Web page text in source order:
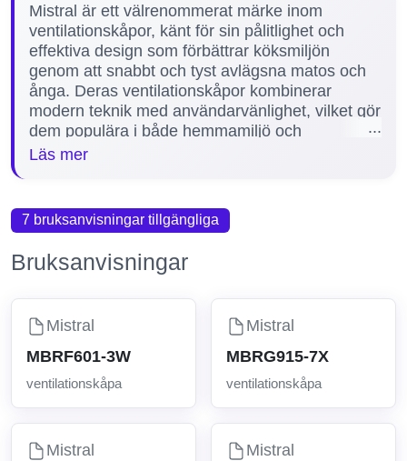
Mistral är ett välrenommerat märke inom
ventilationskåpor, känt för sin pålitlighet och
effektiva design som förbättrar köksmiljön
genom att snabbt och tyst avlägsna matos och
ånga. Deras ventilationskåpor kombinerar
modern teknik med användarvänlighet, vilket gör
dem populära i både hemmamiljö och
professionella kök. Manualer är viktiga för att
livslängden och optimerar prestandan. Vi
erbjuder 2 manualer för Mistral
ventilationskåpor, inklusive modellerna
MBRS606-5W och MBRU909-7X, för att hjälpa
Läs mer
7 bruksanvisningar tillgängliga
Bruksanvisningar
Mistral
MBRF601-3W
ventilationskåpa
Mistral
MBRG915-7X
ventilationskåpa
Mistral
Mistral